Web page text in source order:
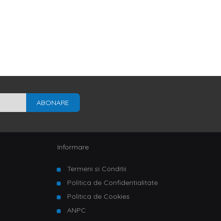
ABONARE
Informare
Termeni si Conditii
Politica de Confidentialitate
Politica de Cookies
ANPC